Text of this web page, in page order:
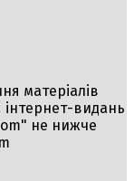
матеріалів
інтернет-видань
не нижче